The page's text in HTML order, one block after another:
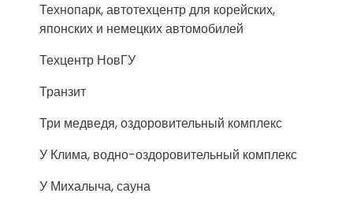
Технопарк, автотехцентр для корейских,
японских и немецких автомобилей
Техцентр НовГУ
Транзит
Три медведя, оздоровительный комплекс
У Клима, водно-оздоровительный комплекс
У Михалыча, сауна